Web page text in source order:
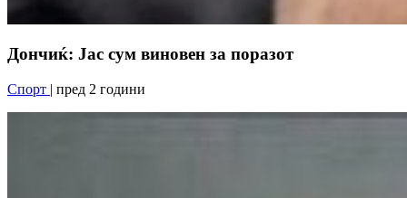
Дончиќ: Јас сум виновен за поразот
Спорт | пред 2 години